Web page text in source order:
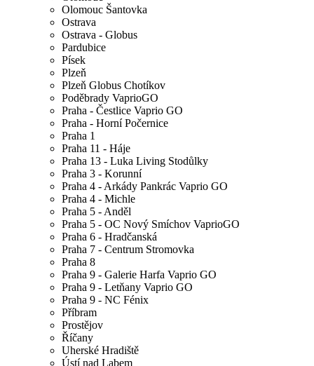
Olomouc Šantovka
Ostrava
Ostrava - Globus
Pardubice
Písek
Plzeň
Plzeň Globus Chotíkov
Poděbrady VaprioGO
Praha - Čestlice Vaprio GO
Praha - Horní Počernice
Praha 1
Praha 11 - Háje
Praha 13 - Luka Living Stodůlky
Praha 3 - Korunní
Praha 4 - Arkády Pankrác Vaprio GO
Praha 4 - Michle
Praha 5 - Anděl
Praha 5 - OC Nový Smíchov VaprioGO
Praha 6 - Hradčanská
Praha 7 - Centrum Stromovka
Praha 8
Praha 9 - Galerie Harfa Vaprio GO
Praha 9 - Letňany Vaprio GO
Praha 9 - NC Fénix
Příbram
Prostějov
Říčany
Uherské Hradiště
Ústí nad Labem